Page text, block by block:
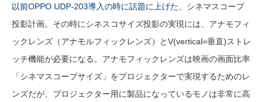
以前OPPO UDP-203導入の時に話題に上げた 、シネマスコープ
投影計画。その時にシネスコサイズ投影の実現には、アナモフィ
ックレンズ（アナモルフィックレンズ）とV(vertical=垂直)ストレ
ッチ機能が必要になる。アナモフィックレンズは映画の画面比率
「シネマスコープサイズ」をプロジェクターで実現するためのレ
ンズだが、プロジェクター用に製品になっているモノは非常に高